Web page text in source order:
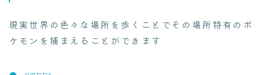
現実世界の色々な場所を歩くことでその場所特有のポ
ケモンを捕まえることができます